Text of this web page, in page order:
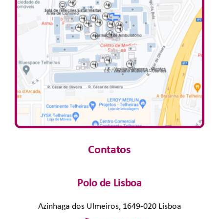
Contatos
Polo de Lisboa
Azinhaga dos Ulmeiros, 1649-020 Lisboa